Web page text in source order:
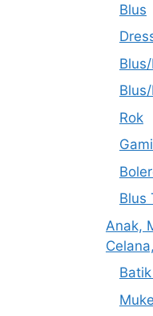
Blus
Rok
Blus
Anak,